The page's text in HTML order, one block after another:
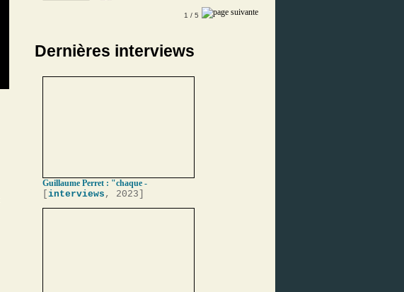
1 / 5
Dernières interviews
Guillaume Perret : "chaque -
interviews , 2023]